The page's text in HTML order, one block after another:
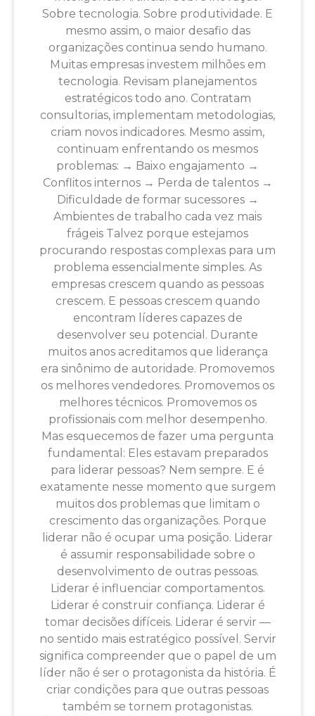
Sobre tecnologia. Sobre produtividade. E
mesmo assim, o maior desafio das
organizações continua sendo humano.
Muitas empresas investem milhões em
tecnologia. Revisam planejamentos
estratégicos todo ano. Contratam
consultorias, implementam metodologias,
criam novos indicadores. Mesmo assim,
continuam enfrentando os mesmos
problemas: → Baixo engajamento →
Conflitos internos → Perda de talentos →
Dificuldade de formar sucessores →
Ambientes de trabalho cada vez mais
frágeis Talvez porque estejamos
procurando respostas complexas para um
problema essencialmente simples. As
empresas crescem quando as pessoas
crescem. E pessoas crescem quando
encontram líderes capazes de
desenvolver seu potencial. Durante
muitos anos acreditamos que liderança
era sinônimo de autoridade. Promovemos
os melhores vendedores. Promovemos os
melhores técnicos. Promovemos os
profissionais com melhor desempenho.
Mas esquecemos de fazer uma pergunta
fundamental: Eles estavam preparados
para liderar pessoas? Nem sempre. E é
exatamente nesse momento que surgem
muitos dos problemas que limitam o
crescimento das organizações. Porque
liderar não é ocupar uma posição. Liderar
é assumir responsabilidade sobre o
desenvolvimento de outras pessoas.
Liderar é influenciar comportamentos.
Liderar é construir confiança. Liderar é
tomar decisões difíceis. Liderar é servir —
no sentido mais estratégico possível. Servir
significa compreender que o papel de um
líder não é ser o protagonista da história. É
criar condições para que outras pessoas
também se tornem protagonistas.